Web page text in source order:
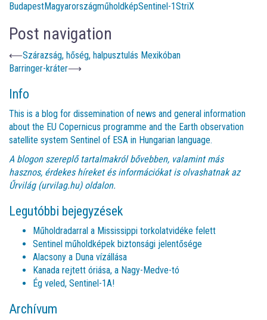
BudapestMagyarországműholdképSentinel-1StriX
Post navigation
⟵Szárazság, hőség, halpusztulás Mexikóban
Barringer-kráter⟶
Info
This is a blog for dissemination of news and general information
about the EU Copernicus programme and the Earth observation
satellite system Sentinel of ESA in Hungarian language.
A blogon szereplő tartalmakról bővebben, valamint más
hasznos, érdekes híreket és információkat is olvashatnak az
Űrvilág (urvilag.hu)oldalon.
Legutóbbi bejegyzések
Műholdradarral a Mississippi torkolatvidéke felett
Sentinel műholdképek biztonsági jelentősége
Alacsony a Duna vízállása
Kanada rejtett óriása, a Nagy-Medve-tó
Ég veled, Sentinel-1A!
Archívum